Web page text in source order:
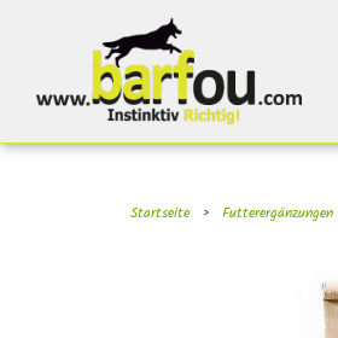
Startseite › Futterergänzungen